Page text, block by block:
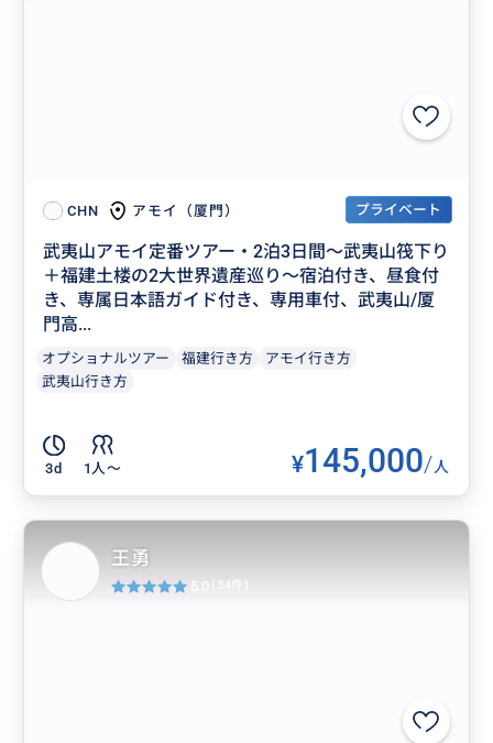
CHN アモイ（厦門） プライベート
武夷山アモイ定番ツアー・2泊3日間～武夷山筏下り
＋福建土楼の2大世界遺産巡り～宿泊付き、昼食付
き、専属日本語ガイド付き、専用車付、武夷山/厦
門高...
オプショナルツアー 福建行き方
アモイ行き方
武夷山行き方
3d 1人〜 ¥145,000/人
王勇
5.0 (34件)